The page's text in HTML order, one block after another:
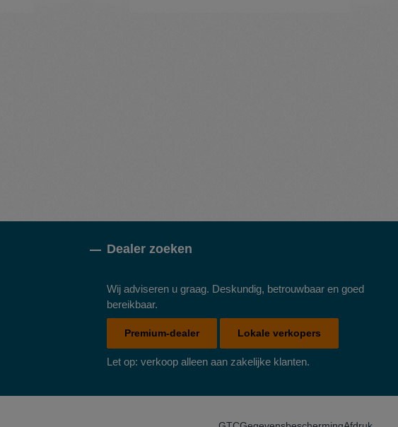
Dealer zoeken
Wij adviseren u graag. Deskundig, betrouwbaar en goed
bereikbaar.
Premium-dealer Lokale verkopers
Let op: verkoop alleen aan zakelijke klanten.